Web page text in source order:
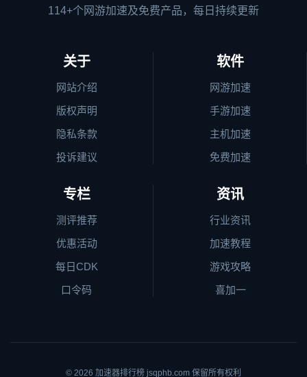
114+个网游加速及免费产品，每日持续更新
关于
网站介绍
版权声明
隐私条款
投诉建议
软件
网游加速
手游加速
主机加速
免费加速
专栏
测评推荐
优惠活动
每日CDK
口令码
资讯
行业资讯
加速教程
游戏攻略
喜加一
© 2026 加速器排行榜 jsqphb.com 保留所有权利